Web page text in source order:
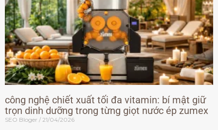
công nghệ chiết xuất tối đa vitamin: bí mật giữ
trọn dinh dưỡng trong từng giọt nước ép zumex
SEO Bloger 21/04/2026